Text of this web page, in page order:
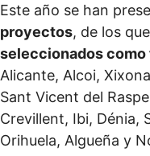
Este año se han
proyectos, de los que
seleccionados
Alicante, Alcoi,
Sant Vicent del
Crevillent, Ibi, Dénia,
Orihuela, Algueña y